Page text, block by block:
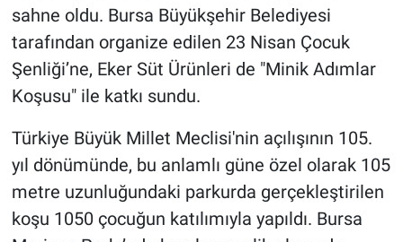
sahne oldu. Bursa Büyükşehir Belediyesi
tarafından organize edilen 23 Nisan Çocuk
Şenliği’ne, Eker Süt Ürünleri de "Minik Adımlar
Koşusu" ile katkı sundu.
Türkiye Büyük Millet Meclisi'nin açılışının 105.
yıl dönümünde, bu anlamlı güne özel olarak 105
metre uzunluğundaki parkurda gerçekleştirilen
koşu 1050 çocuğun katılımıyla yapıldı. Bursa